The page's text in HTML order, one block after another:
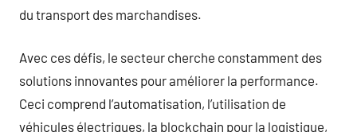
du transport des marchandises.
Avec ces défis, le secteur cherche constamment des
solutions innovantes pour améliorer la performance.
Ceci comprend l’automatisation, l’utilisation de
véhicules électriques, la blockchain pour la logistique,